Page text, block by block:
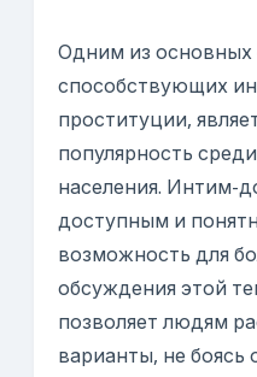
Одним из основных
способствующих
проституции,
популярность
населения. Интим-
доступным и
возможность для
обсуждения этой
позволяет людям
варианты, не